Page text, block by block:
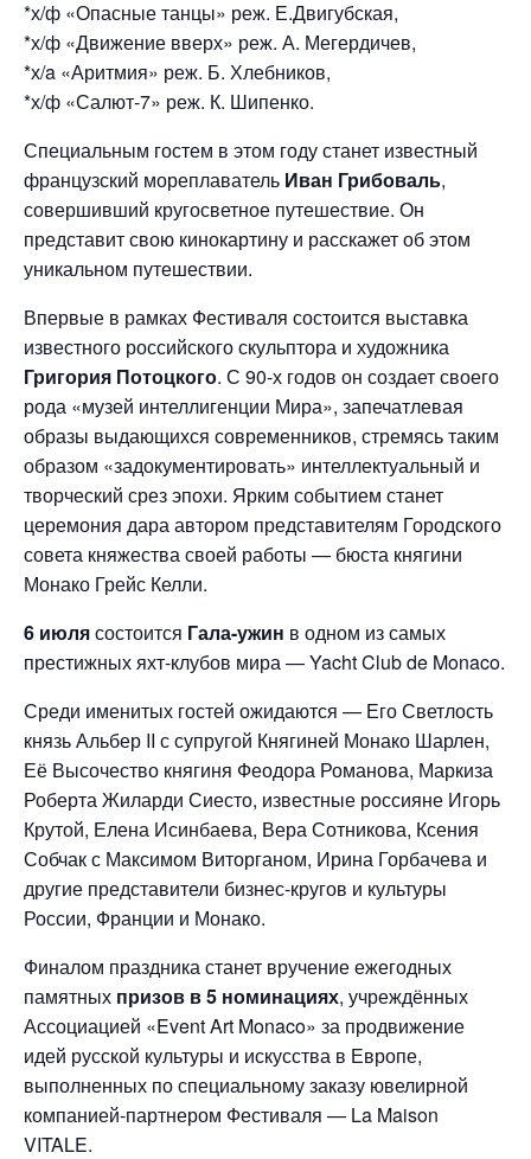
*х/ф «Опасные танцы» реж. Е.Двигубская,
*х/ф «Движение вверх» реж. А. Мегердичев,
*х/a «Аритмия» реж. Б. Хлебников,
*х/ф «Салют-7» реж. К. Шипенко.
Специальным гостем в этом году станет известный
французский мореплаватель Иван Грибоваль,
совершивший кругосветное путешествие. Он
представит свою кинокартину и расскажет об этом
уникальном путешествии.
Впервые в рамках Фестиваля состоится выставка
известного российского скульптора и художника
Григория Потоцкого. С 90-х годов он создает своего
рода «музей интеллигенции Мира», запечатлевая
образы выдающихся современников, стремясь таким
образом «задокументировать» интеллектуальный и
творческий срез эпохи. Ярким событием станет
церемония дара автором представителям Городского
совета княжества своей работы — бюста княгини
Монако Грейс Келли.
6 июлясостоится Гала-ужин в одном из самых
престижных яхт-клубов мира — Yacht Club de Monaco.
Среди именитых гостей ожидаются — Его Светлость
князь Альбер II с супругой Княгиней Монако Шарлен,
Её Высочество княгиня Феодора Романова, Маркиза
Роберта Жиларди Сиесто, известные россияне Игорь
Крутой, Елена Исинбаева, Вера Сотникова, Ксения
Собчак с Максимом Виторганом, Ирина Горбачева и
другие представители бизнес-кругов и культуры
России, Франции и Монако.
Финалом праздника станет вручение ежегодных
памятных призов в 5 номинациях, учреждённых
Ассоциацией «Event Art Monaco» за продвижение
идей русской культуры и искусства в Европе,
выполненных по специальному заказу ювелирной
компанией-партнером Фестиваля — La Maison
VITALE.